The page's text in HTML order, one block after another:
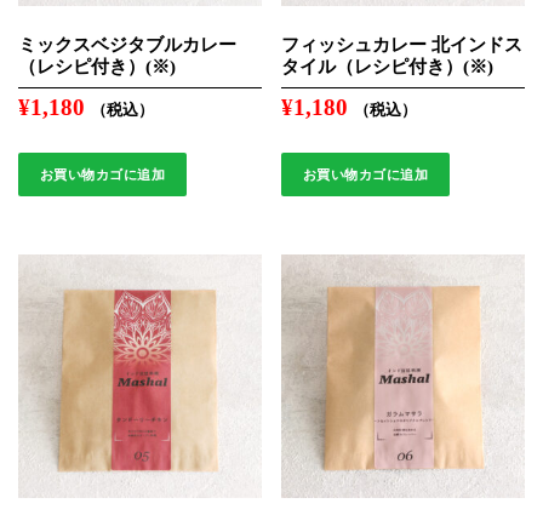
ミックスベジタブルカレー
（レシピ付き）(※)
¥1,180 （税込）
お買い物カゴに追加
フィッシュカレー 北インドス
タイル（レシピ付き）(※)
¥1,180 （税込）
お買い物カゴに追加